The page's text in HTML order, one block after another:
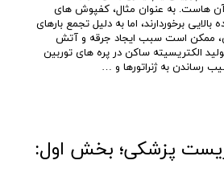
هاست. به عنوان مثال، کفپوش های
برخوردارند، اما به دلیل تجمع بارهای
ممکن است سبب ایجاد جرقه و آتش
الکتریسیته ساکن در پره های توربین
رساندن به ژنراتورها و …
زیست پزشکی؛ بخش اول: